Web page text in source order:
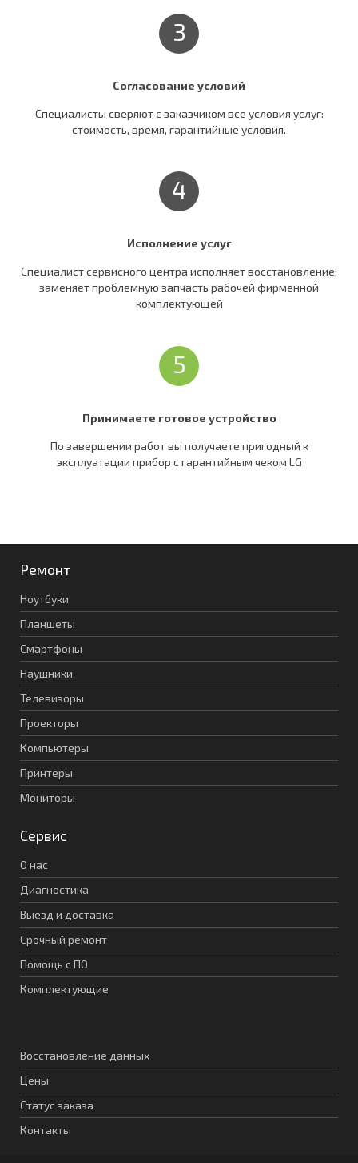
3
Согласование условий
Специалисты сверяют c заказчиком все условия услуг:
стоимость, время, гарантийные условия.
4
Исполнение услуг
Специалист сервисного центра исполняет восстановление:
заменяет проблемную запчасть рабочей фирменной
комплектующей
5
Принимаете готовое устройство
По завершении работ вы получаете пригодный к
эксплуатации прибор c гарантийным чеком LG
Ремонт
Ноутбуки
Планшеты
Смартфоны
Наушники
Телевизоры
Проекторы
Компьютеры
Принтеры
Мониторы
Сервис
О нас
Диагностика
Выезд и доставка
Срочный ремонт
Помощь с ПО
Комплектующие
Восстановление данных
Цены
Статус заказа
Контакты